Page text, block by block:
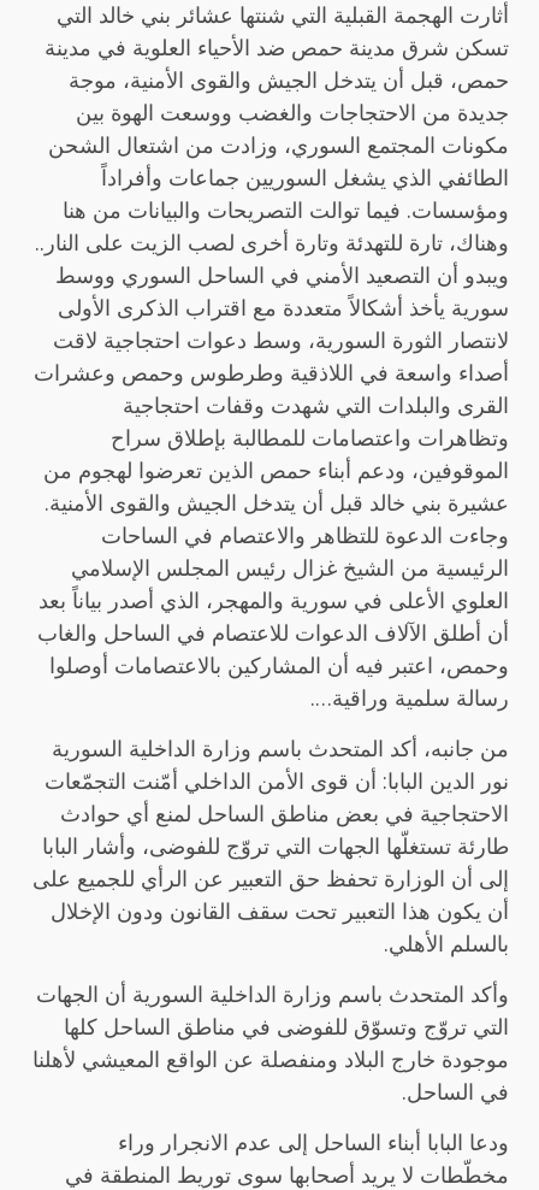
أثارت الهجمة القبلية التي شنتها عشائر بني خالد التي
تسكن شرق مدينة حمص ضد الأحياء العلوية في مدينة
حمص، قبل أن يتدخل الجيش والقوى الأمنية، موجة
جديدة من الاحتجاجات والغضب ووسعت الهوة بين
مكونات المجتمع السوري، وزادت من اشتعال الشحن
الطائفي الذي يشغل السوريين جماعات وأفراداً
ومؤسسات. فيما توالت التصريحات والبيانات من هنا
وهناك، تارة للتهدئة وتارة أخرى لصب الزيت على النار..
ويبدو أن التصعيد الأمني في الساحل السوري ووسط
سورية يأخذ أشكالاً متعددة مع اقتراب الذكرى الأولى
لانتصار الثورة السورية، وسط دعوات احتجاجية لاقت
أصداء واسعة في اللاذقية وطرطوس وحمص وعشرات
القرى والبلدات التي شهدت وقفات احتجاجية
وتظاهرات واعتصامات للمطالبة بإطلاق سراح
الموقوفين، ودعم أبناء حمص الذين تعرضوا لهجوم من
عشيرة بني خالد قبل أن يتدخل الجيش والقوى الأمنية.
وجاءت الدعوة للتظاهر والاعتصام في الساحات
الرئيسية من الشيخ غزال رئيس المجلس الإسلامي
العلوي الأعلى في سورية والمهجر، الذي أصدر بياناً بعد
أن أطلق الآلاف الدعوات للاعتصام في الساحل والغاب
وحمص، اعتبر فيه أن المشاركين بالاعتصامات أوصلوا
رسالة سلمية وراقية….
من جانبه، أكد المتحدث باسم وزارة الداخلية السورية
نور الدين البابا: أن قوى الأمن الداخلي أمّنت التجمّعات
الاحتجاجية في بعض مناطق الساحل لمنع أي حوادث
طارئة تستغلّها الجهات التي تروّج للفوضى، وأشار البابا
إلى أن الوزارة تحفظ حق التعبير عن الرأي للجميع على
أن يكون هذا التعبير تحت سقف القانون ودون الإخلال
بالسلم الأهلي.
وأكد المتحدث باسم وزارة الداخلية السورية أن الجهات
التي تروّج وتسوّق للفوضى في مناطق الساحل كلها
موجودة خارج البلاد ومنفصلة عن الواقع المعيشي لأهلنا
في الساحل.
ودعا البابا أبناء الساحل إلى عدم الانجرار وراء
مخطّطات لا يريد أصحابها سوى توريط المنطقة في